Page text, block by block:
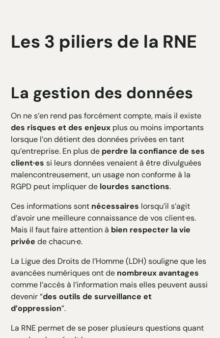
Les 3 piliers de la RNE
La gestion des données
On ne s’en rend pas forcément compte, mais il existe
des risques et des enjeux plus ou moins importants
lorsque l’on détient des données privées en tant
qu’entreprise. En plus de perdre la confiance de ses
client·es si leurs données venaient à être divulguées
malencontreusement, un usage non conforme à la
RGPD peut impliquer de lourdes sanctions.
Ces informations sont nécessaires lorsqu’il s’agit
d’avoir une meilleure connaissance de vos client·es.
Mais il faut faire attention à bien respecter la vie
privée de chacun·e.
La Ligue des Droits de l’Homme (LDH) souligne que les
avancées numériques ont de nombreux avantages
comme l’accès à l’information mais elles peuvent aussi
devenir “des outils de surveillance et
d’oppression”.
La RNE permet de se poser plusieurs questions quant